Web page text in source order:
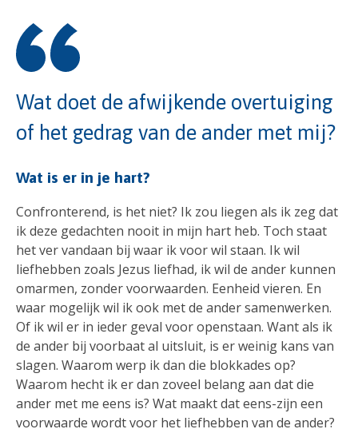
Wat doet de afwijkende overtuiging
of het gedrag van de ander met mij?
Wat is er in je hart?
Confronterend, is het niet? Ik zou liegen als ik zeg dat
ik deze gedachten nooit in mijn hart heb. Toch staat
het ver vandaan bij waar ik voor wil staan. Ik wil
liefhebben zoals Jezus liefhad, ik wil de ander kunnen
omarmen, zonder voorwaarden. Eenheid vieren. En
waar mogelijk wil ik ook met de ander samenwerken.
Of ik wil er in ieder geval voor openstaan. Want als ik
de ander bij voorbaat al uitsluit, is er weinig kans van
slagen. Waarom werp ik dan die blokkades op?
Waarom hecht ik er dan zoveel belang aan dat die
ander met me eens is? Wat maakt dat eens-zijn een
voorwaarde wordt voor het liefhebben van de ander?